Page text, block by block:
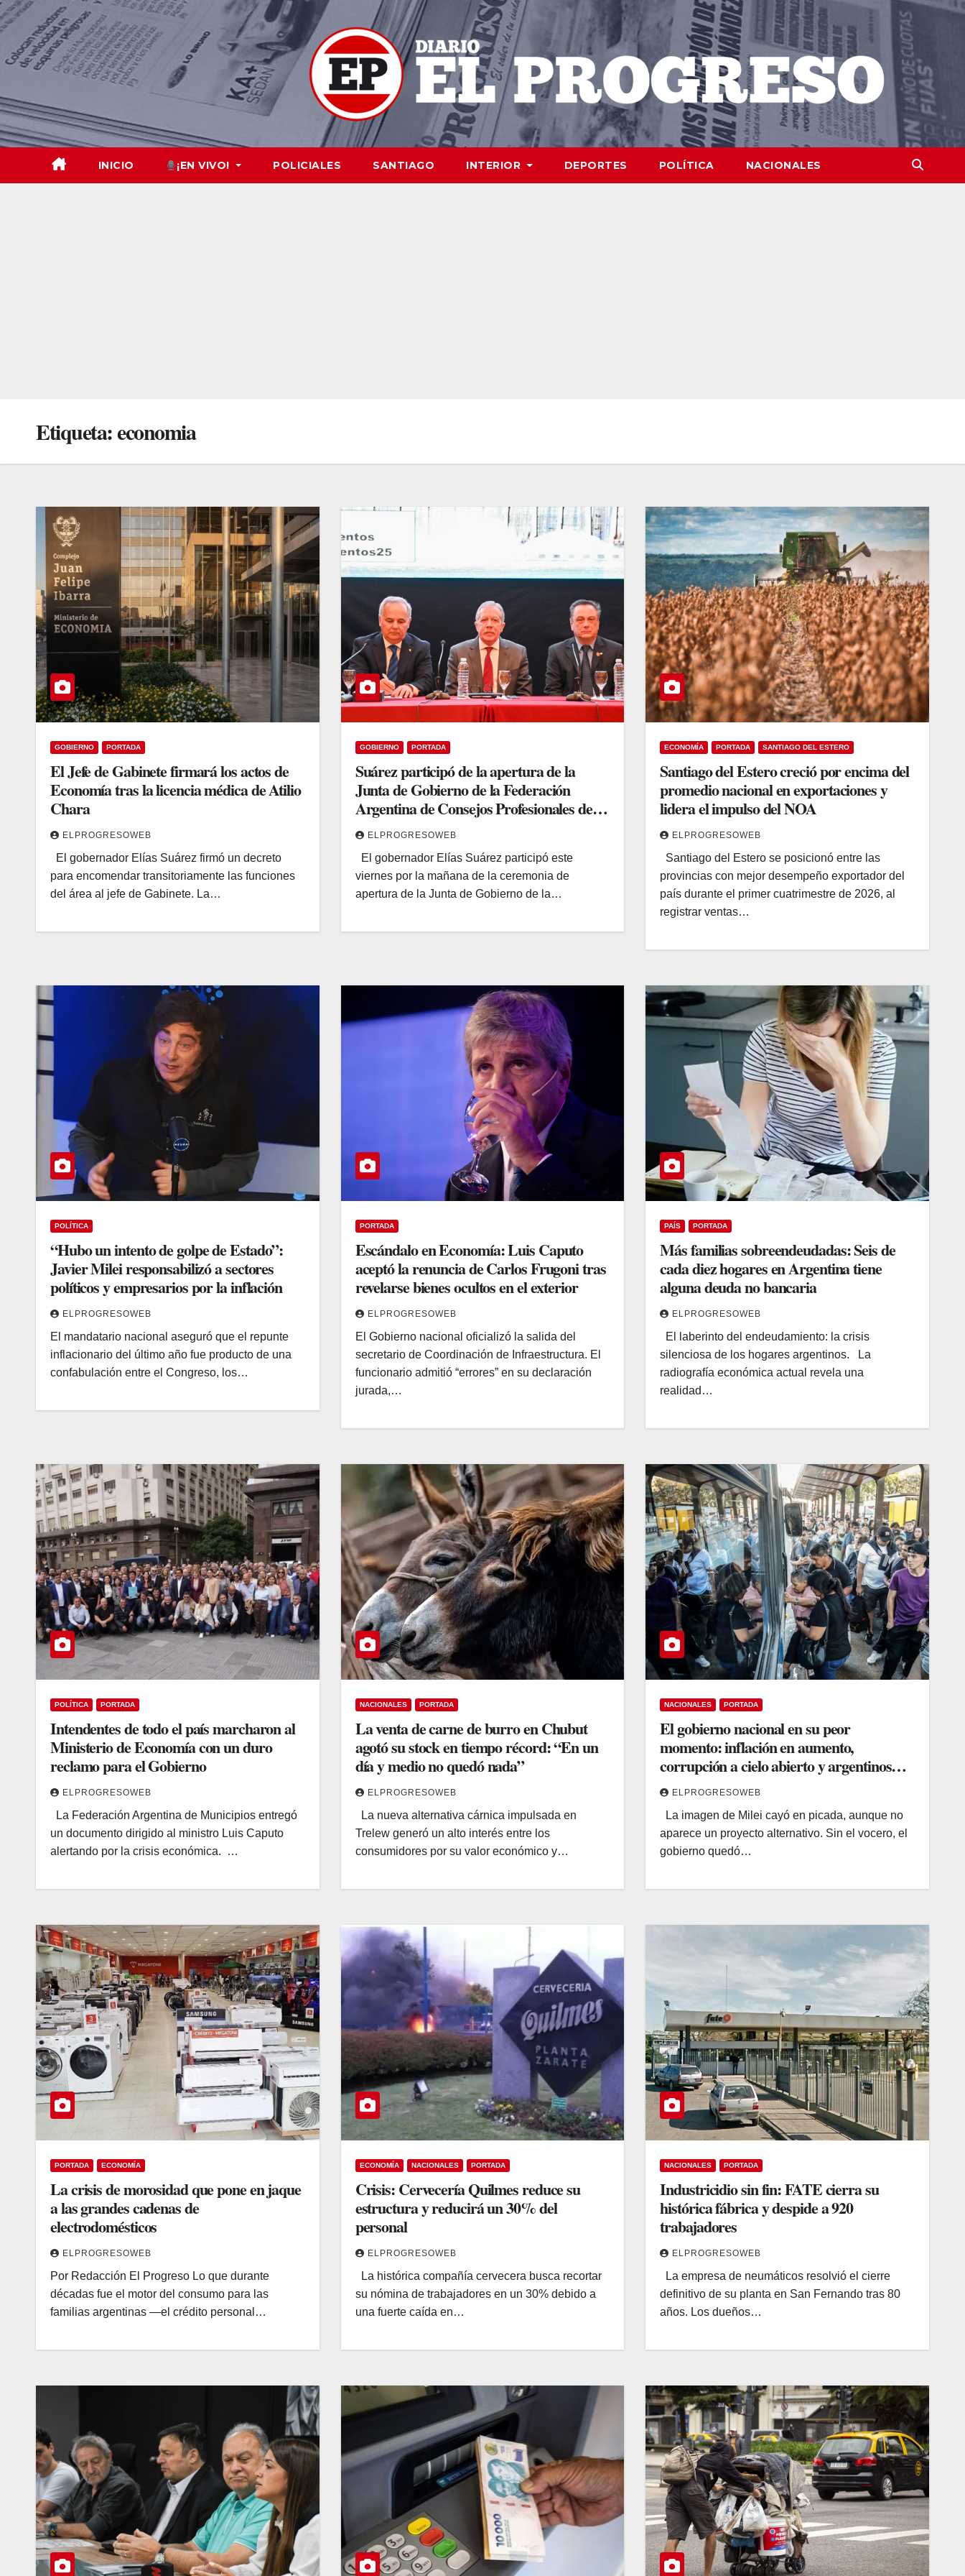
Skip
to
content
INICIO ¡EN VIVO! POLICIALES SANTIAGO INTERIOR DEPORTES POLÍTICA NACIONALES
Etiqueta:economia
GOBIERNO PORTADA
El Jefe de Gabinete firmará los actos de
Economía tras la licencia médica de Atilio
Chara
ELPROGRESOWEB
El gobernador Elías Suárez firmó un decreto
para encomendar transitoriamente las funciones
del área al jefe de Gabinete. La…
GOBIERNO PORTADA
Suárez participó de la apertura de la
Junta de Gobierno de la Federación
Argentina de Consejos Profesionales de
Ciencias Económicas
ELPROGRESOWEB
El gobernador Elías Suárez participó este
viernes por la mañana de la ceremonia de
apertura de la Junta de Gobierno de la…
ECONOMÍA PORTADA SANTIAGO DEL ESTERO
Santiago del Estero creció por encima del
promedio nacional en exportaciones y
lidera el impulso del NOA
ELPROGRESOWEB
Santiago del Estero se posicionó entre las
provincias con mejor desempeño exportador del
país durante el primer cuatrimestre de 2026, al
registrar ventas…
POLÍTICA
“Hubo un intento de golpe de Estado”:
Javier Milei responsabilizó a sectores
políticos y empresarios por la inflación
ELPROGRESOWEB
El mandatario nacional aseguró que el repunte
inflacionario del último año fue producto de una
confabulación entre el Congreso, los…
PORTADA
Escándalo en Economía: Luis Caputo
aceptó la renuncia de Carlos Frugoni tras
revelarse bienes ocultos en el exterior
ELPROGRESOWEB
El Gobierno nacional oficializó la salida del
secretario de Coordinación de Infraestructura. El
funcionario admitió “errores” en su declaración
jurada,…
PAÍS PORTADA
Más familias sobreendeudadas: Seis de
cada diez hogares en Argentina tiene
alguna deuda no bancaria
ELPROGRESOWEB
El laberinto del endeudamiento: la crisis
silenciosa de los hogares argentinos. La
radiografía económica actual revela una
realidad…
POLÍTICA PORTADA
Intendentes de todo el país marcharon al
Ministerio de Economía con un duro
reclamo para el Gobierno
ELPROGRESOWEB
La Federación Argentina de Municipios entregó
un documento dirigido al ministro Luis Caputo
alertando por la crisis económica. …
NACIONALES PORTADA
La venta de carne de burro en Chubut
agotó su stock en tiempo récord: “En un
día y medio no quedó nada”
ELPROGRESOWEB
La nueva alternativa cárnica impulsada en
Trelew generó un alto interés entre los
consumidores por su valor económico y…
NACIONALES PORTADA
El gobierno nacional en su peor
momento: inflación en aumento,
corrupción a cielo abierto y argentinos
que ya no aguantan más
ELPROGRESOWEB
La imagen de Milei cayó en picada, aunque no
aparece un proyecto alternativo. Sin el vocero, el
gobierno quedó…
PORTADA ECONOMÍA
La crisis de morosidad que pone en jaque
a las grandes cadenas de
electrodomésticos
ELPROGRESOWEB
Por Redacción El Progreso Lo que durante
décadas fue el motor del consumo para las
familias argentinas —el crédito personal…
ECONOMÍA NACIONALES PORTADA
Crisis: Cervecería Quilmes reduce su
estructura y reducirá un 30% del
personal
ELPROGRESOWEB
La histórica compañía cervecera busca recortar
su nómina de trabajadores en un 30% debido a
una fuerte caída en…
NACIONALES PORTADA
Industricidio sin fin: FATE cierra su
histórica fábrica y despide a 920
trabajadores
ELPROGRESOWEB
La empresa de neumáticos resolvió el cierre
definitivo de su planta en San Fernando tras 80
años. Los dueños…